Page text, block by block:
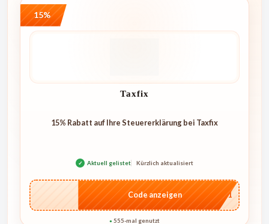
15%
Taxfix
15% Rabatt auf Ihre Steuererklärung bei Taxfix
✓ Aktuell gelistet Kürzlich aktualisiert
…mv1
Code anzeigen
● 555-mal genutzt